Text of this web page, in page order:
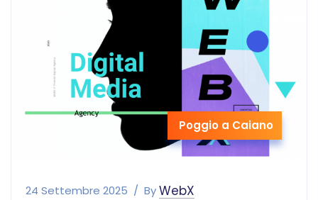
Poggio a Caiano
24 Settembre 2025 ByWebX